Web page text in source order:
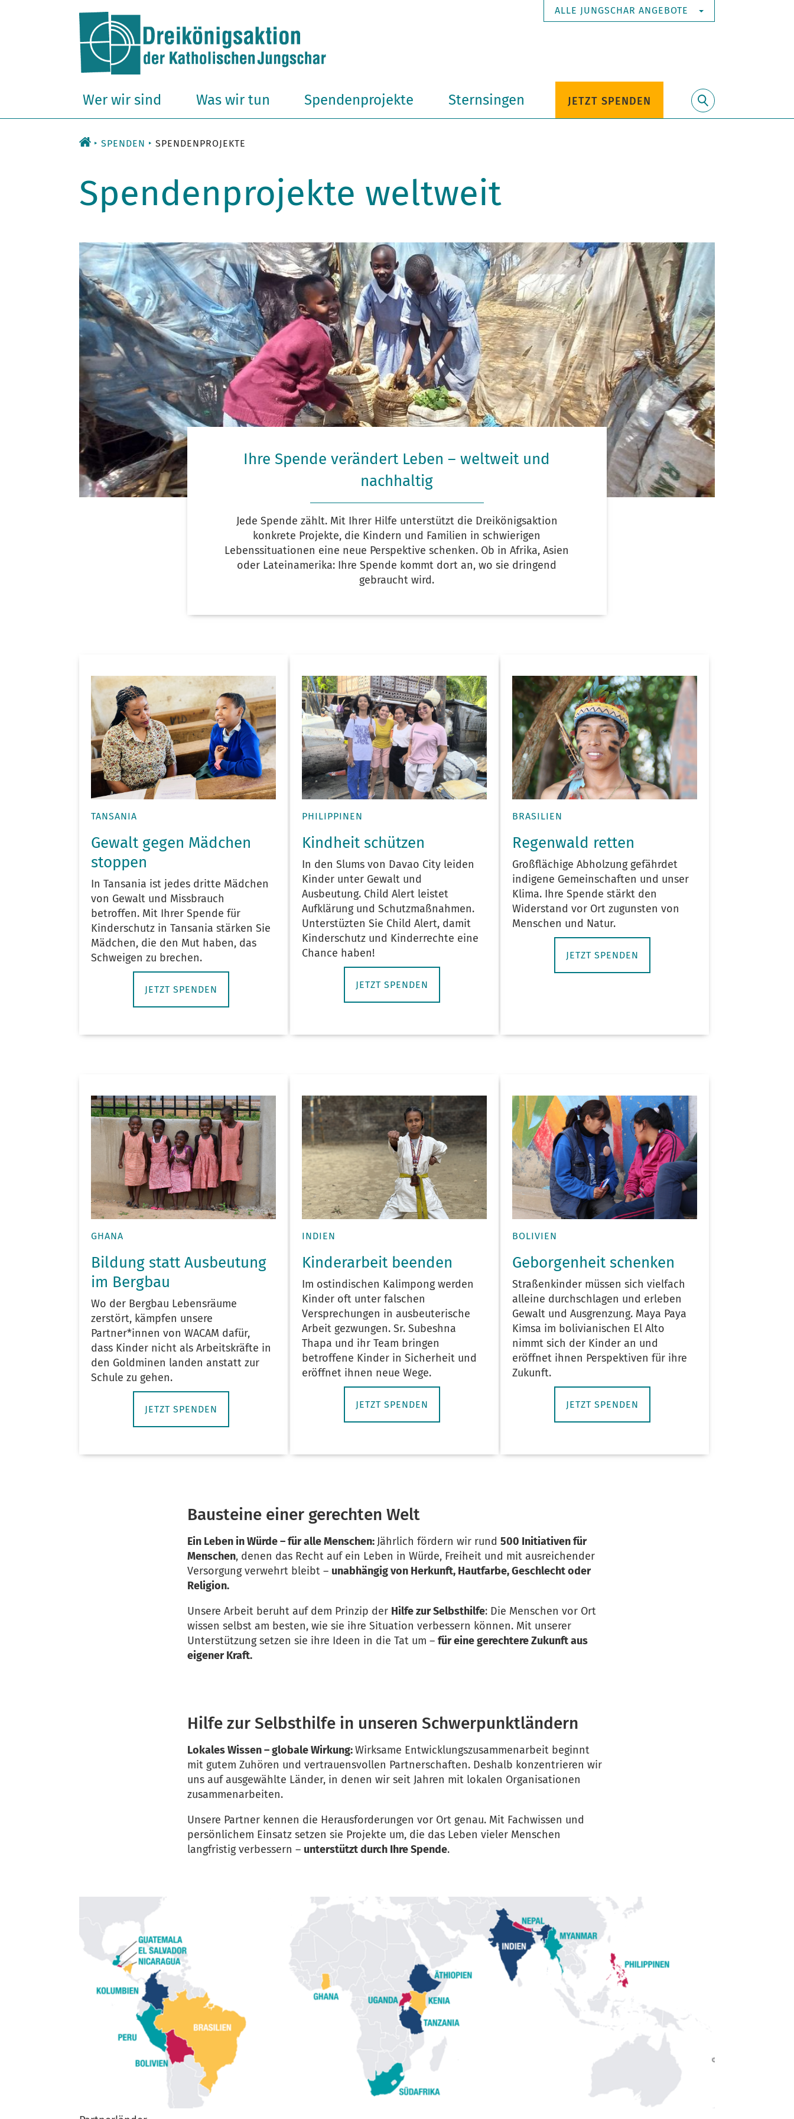
ALLE JUNGSCHAR ANGEBOTE
Wer wir sind Was wir tun Spendenprojekte Sternsingen JETZT SPENDEN
SPENDEN SPENDENPROJEKTE
Spendenprojekte weltweit
Ihre Spende verändert Leben – weltweit und
nachhaltig
Jede Spende zählt. Mit Ihrer Hilfe unterstützt die Dreikönigsaktion
konkrete Projekte, die Kindern und Familien in schwierigen
Lebenssituationen eine neue Perspektive schenken. Ob in Afrika, Asien
oder Lateinamerika: Ihre Spende kommt dort an, wo sie dringend
gebraucht wird.
TANSANIA
Gewalt gegen Mädchen
stoppen
In Tansania ist jedes dritte Mädchen
von Gewalt und Missbrauch
betroffen. Mit Ihrer Spende für
Kinderschutz in Tansania stärken Sie
Mädchen, die den Mut haben, das
Schweigen zu brechen.
JETZT SPENDEN
PHILIPPINEN
Kindheit schützen
In den Slums von Davao City leiden
Kinder unter Gewalt und
Ausbeutung. Child Alert leistet
Aufklärung und Schutzmaßnahmen.
Unterstüzten Sie Child Alert, damit
Kinderschutz und Kinderrechte eine
Chance haben!
JETZT SPENDEN
BRASILIEN
Regenwald retten
Großflächige Abholzung gefährdet
indigene Gemeinschaften und unser
Klima. Ihre Spende stärkt den
Widerstand vor Ort zugunsten von
Menschen und Natur.
JETZT SPENDEN
GHANA
Bildung statt Ausbeutung
im Bergbau
Wo der Bergbau Lebensräume
zerstört, kämpfen unsere
Partner*innen von WACAM dafür,
dass Kinder nicht als Arbeitskräfte in
den Goldminen landen anstatt zur
Schule zu gehen.
JETZT SPENDEN
INDIEN
Kinderarbeit beenden
Im ostindischen Kalimpong werden
Kinder oft unter falschen
Versprechungen in ausbeuterische
Arbeit gezwungen. Sr. Subeshna
Thapa und ihr Team bringen
betroffene Kinder in Sicherheit und
eröffnet ihnen neue Wege.
JETZT SPENDEN
BOLIVIEN
Geborgenheit schenken
Straßenkinder müssen sich vielfach
alleine durchschlagen und erleben
Gewalt und Ausgrenzung. Maya Paya
Kimsa im bolivianischen El Alto
nimmt sich der Kinder an und
eröffnet ihnen Perspektiven für ihre
Zukunft.
JETZT SPENDEN
Bausteine einer gerechten Welt
Ein Leben in Würde – für alle Menschen: Jährlich fördern wir rund500 Initiativen für
Menschen, denen das Recht auf ein Leben in Würde, Freiheit und mit ausreichender
Versorgung verwehrt bleibt – unabhängig von Herkunft, Hautfarbe, Geschlecht oder
Religion.
Unsere Arbeit beruht auf dem Prinzip der Hilfe zur Selbsthilfe: Die Menschen vor Ort
wissen selbst am besten, wie sie ihre Situation verbessern können. Mit unserer
Unterstützung setzen sie ihre Ideen in die Tat um –für eine gerechtere Zukunft aus
eigener Kraft.
Hilfe zur Selbsthilfe in unseren Schwerpunktländern
Lokales Wissen – globale Wirkung:Wirksame Entwicklungszusammenarbeit beginnt
mit gutem Zuhören und vertrauensvollen Partnerschaften. Deshalb konzentrieren wir
uns auf ausgewählte Länder, in denen wir seit Jahren mit lokalen Organisationen
zusammenarbeiten.
Unsere Partner kennen die Herausforderungen vor Ort genau. Mit Fachwissen und
persönlichem Einsatz setzen sie Projekte um, die das Leben vieler Menschen
langfristig verbessern – unterstützt durch Ihre Spende.